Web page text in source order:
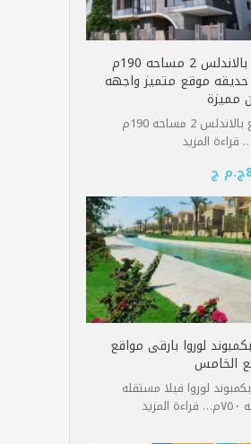
شقه بالاندلس 2 مساحه 190م
حديقه موقع متميز واجهه
مميزة
للبيع بالاندلس 2 مساحه 190م
قراءة المزيد
لوروا بارقى مواقع
الخامس
لوروا فيلا مستقله
قراءة المزيد